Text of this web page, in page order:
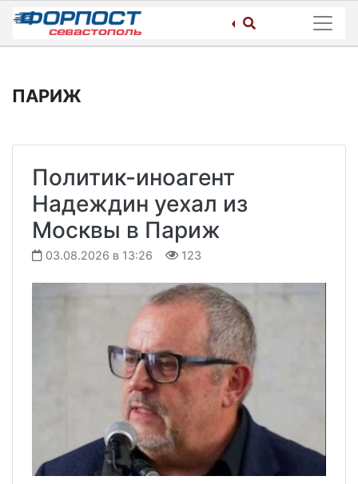
Skip
content
ПАРИЖ
Политик-иноагент
Надеждин уехал из
Москвы в Париж
03.08.2026 в 13:26 123